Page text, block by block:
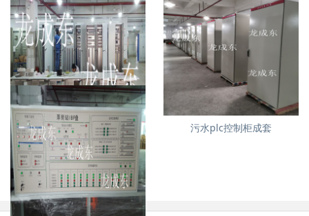
plc控制柜成套 污水plc控制柜成套